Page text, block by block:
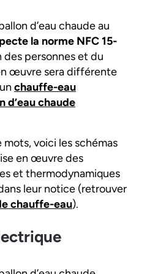
d’eau chaude au
la norme NFC 15-
personnes et du
œuvre sera différente
chauffe-eau
d’eau chaude
voici les schémas
en œuvre des
et thermodynamiques
leur notice (retrouver
chauffe-eau).